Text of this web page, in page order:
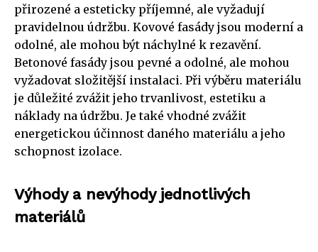
přirozené a esteticky příjemné, ale vyžadují
pravidelnou údržbu. Kovové fasády jsou moderní a
odolné, ale mohou být náchylné k rezavění.
Betonové fasády jsou pevné a odolné, ale mohou
vyžadovat složitější instalaci. Při výběru materiálu
je důležité zvážit jeho trvanlivost, estetiku a
náklady na údržbu. Je také vhodné zvážit
energetickou účinnost daného materiálu a jeho
schopnost izolace.
Výhody a nevýhody jednotlivých
materiálů